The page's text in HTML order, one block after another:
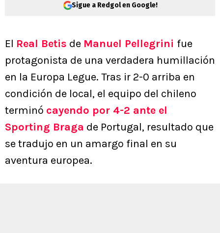
Sigue a Redgol en Google!
El Real Betis de Manuel Pellegrini fue
protagonista de una verdadera humillación
en la Europa Legue. Tras ir 2-0 arriba en
condición de local, el equipo del chileno
terminó cayendo por 4-2 ante el
Sporting Braga de Portugal, resultado que
se tradujo en un amargo final en su
aventura europea.